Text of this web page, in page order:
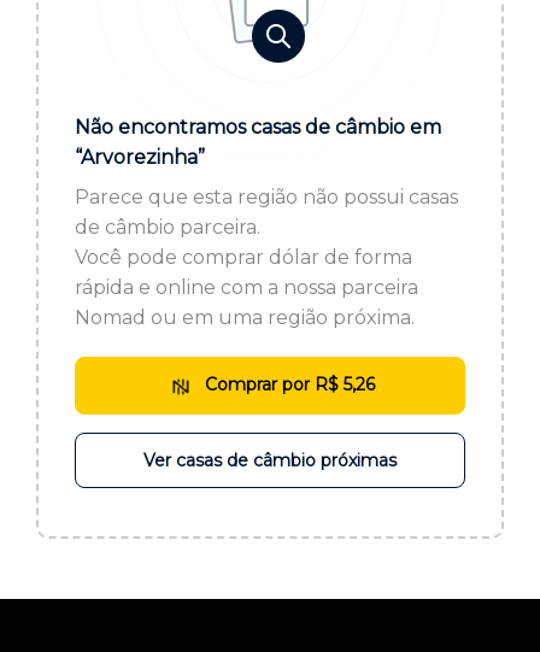
BROKER DE OFERTAS
ou cadastre-se se ainda não tem registro:
Não encontramos casas de câmbio em
“Arvorezinha”
Parece que esta região não possui casas
de câmbio parceira.
Você pode comprar dólar de forma
rápida e online com a nossa parceira
Nomad ou em uma região próxima.
Comprar por R$ 5,26
Ver casas de câmbio próximas